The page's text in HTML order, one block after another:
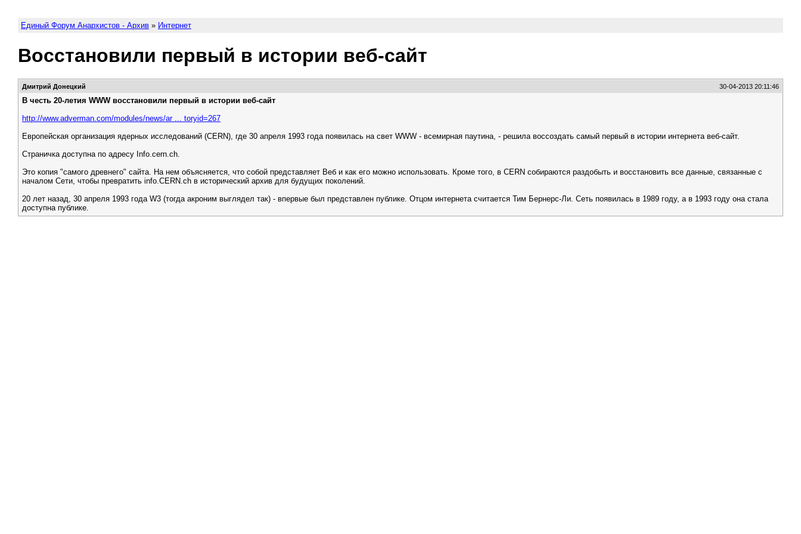
Единый Форум Анархистов - Архив » Интернет
Восстановили первый в истории веб-сайт
Дмитрий Донецкий 30-04-2013 20:11:46
В честь 20-летия WWW восстановили первый в истории веб-сайт
http://www.adverman.com/modules/news/ar ... toryid=267
Европейская организация ядерных исследований (CERN), где 30 апреля 1993 года появилась на свет WWW - всемирная паутина, - решила воссоздать самый первый в истории интернета веб-сайт.
Страничка доступна по адресу Info.cern.ch.
Это копия "самого древнего" сайта. На нем объясняется, что собой представляет Веб и как его можно использовать. Кроме того, в CERN собираются раздобыть и восстановить все данные, связанные с
началом Сети, чтобы превратить info.CERN.ch в исторический архив для будущих поколений.
20 лет назад, 30 апреля 1993 года W3 (тогда акроним выглядел так) - впервые был представлен публике. Отцом интернета считается Тим Бернерс-Ли. Сеть появилась в 1989 году, а в 1993 году она стала
доступна публике.